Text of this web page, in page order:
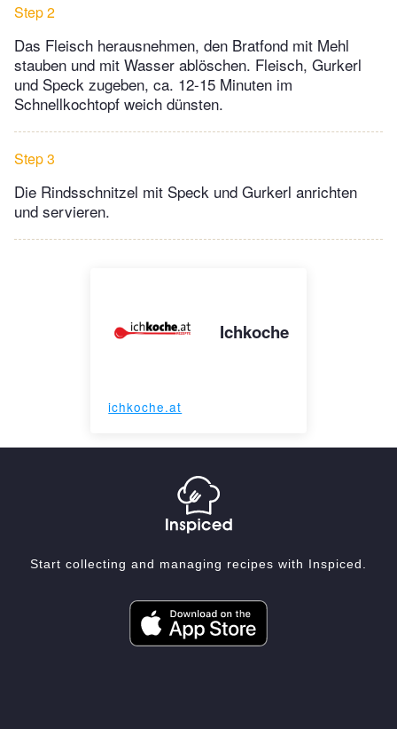
Step 2
Das Fleisch herausnehmen, den Bratfond mit Mehl
stauben und mit Wasser ablöschen. Fleisch, Gurkerl
und Speck zugeben, ca. 12-15 Minuten im
Schnellkochtopf weich dünsten.
Step 3
Die Rindsschnitzel mit Speck und Gurkerl anrichten
und servieren.
Ichkoche
ichkoche.at
Start collecting and managing recipes with Inspiced.